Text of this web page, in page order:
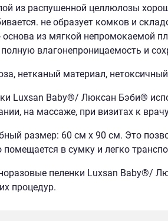
из распушенной целлюлозы
не образует комков и
из мягкой непромокаемой
влагонепроницаемость и
нетканый материал,
Luxsan Baby®/ Люксан Бэби®
на массаже, при визитах к
размер: 60 см x 90 см. Это
в сумку и легко
пеленки Luxsan Baby®/
процедур.